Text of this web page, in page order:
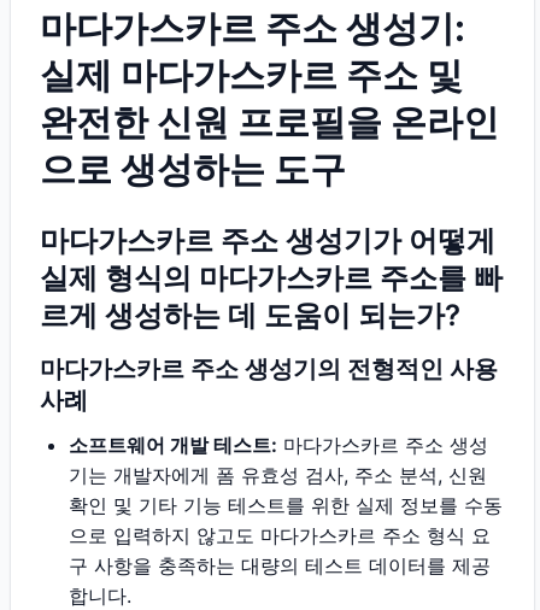
마다가스카르 주소 생성기:
실제 마다가스카르 주소 및
완전한 신원 프로필을 온라인
으로 생성하는 도구
마다가스카르 주소 생성기가 어떻게
실제 형식의 마다가스카르 주소를 빠
르게 생성하는 데 도움이 되는가?
마다가스카르 주소 생성기의 전형적인 사용
사례
소프트웨어 개발 테스트: 마다가스카르 주소 생성
기는 개발자에게 폼 유효성 검사, 주소 분석, 신원
확인 및 기타 기능 테스트를 위한 실제 정보를 수동
으로 입력하지 않고도 마다가스카르 주소 형식 요
구 사항을 충족하는 대량의 테스트 데이터를 제공
합니다.